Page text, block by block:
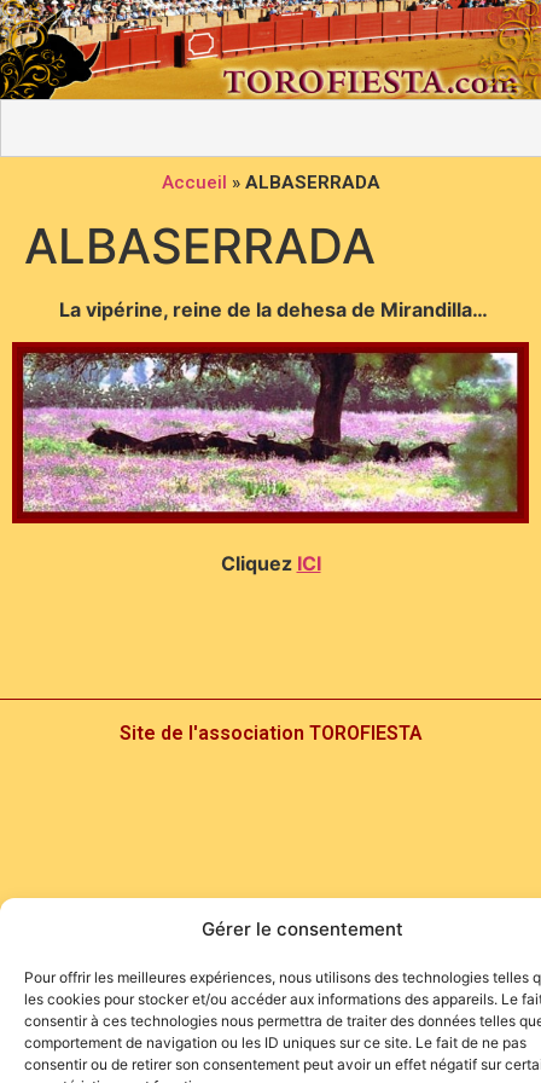
Gérer le consentement
Pour offrir les meilleures expériences, nous utilisons des technologies telles
les cookies pour stocker et/ou accéder aux informations des appareils. Le
consentir à ces technologies nous permettra de traiter des données telles
comportement de navigation ou les ID uniques sur ce site. Le fait de ne pas
consentir ou de retirer son consentement peut avoir un effet négatif sur
Accueil » ALBASERRADA
ALBASERRADA
La vipérine, reine de la dehesa de Mirandilla…
Cliquez ICI
Site de l'association TOROFIESTA